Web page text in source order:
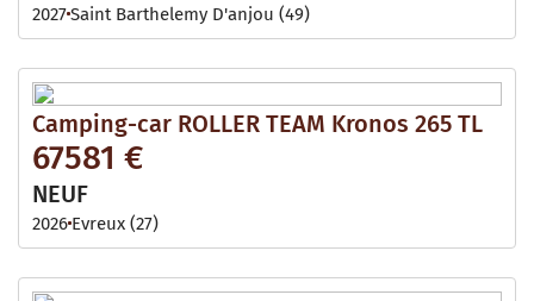
2027Saint Barthelemy D'anjou (49)
Camping-car ROLLER TEAM Kronos 265 TL
67581 €
NEUF
2026 Evreux (27)